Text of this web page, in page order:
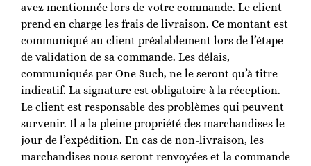
avez mentionnée lors de votre commande. Le client
prend en charge les frais de livraison. Ce montant est
communiqué au client préalablement lors de l’étape
de validation de sa commande. Les délais,
communiqués par One Such, ne le seront qu’à titre
indicatif. La signature est obligatoire à la réception.
Le client est responsable des problèmes qui peuvent
survenir. Il a la pleine propriété des marchandises le
jour de l’expédition. En cas de non-livraison, les
marchandises nous seront renvoyées et la commande